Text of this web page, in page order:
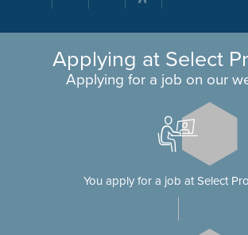
Applying at Select
Applying for a job on our
You apply for a job at Select